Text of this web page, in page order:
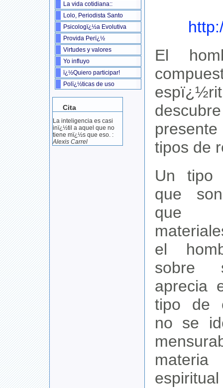
La vida cotidiana::
Lolo, Periodista Santo
Psicologï¿½a Evolutiva
Provida Perï¿½
Virtudes y valores
Yo influyo
ï¿½Quiero participar!
Polï¿½ticas de uso
Cita
La inteligencia es casi
inï¿½til a aquel que no
tiene mï¿½s que eso. :
Alexis Carrel
El
tipos de
Un tipo
que
el
sobre
aprecia
tipo de
no se